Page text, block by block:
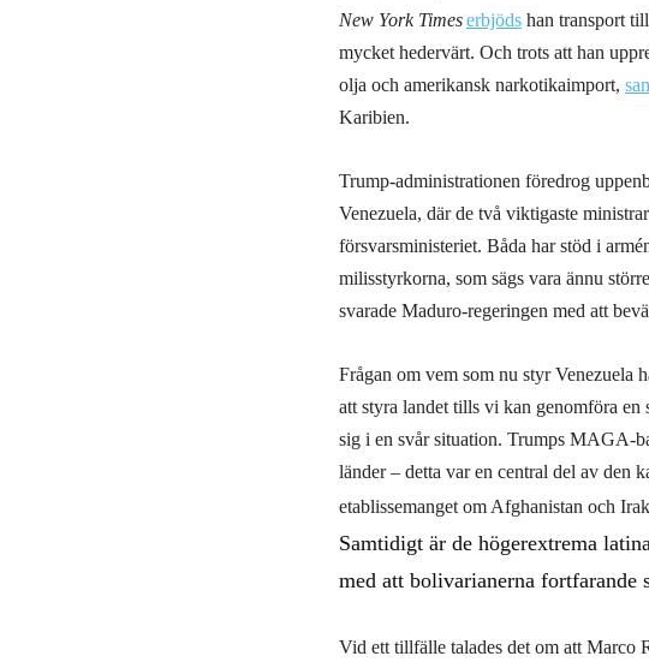
New York Timeserbjöds han transport
mycket hedervärt. Och trots att han
olja och amerikansk narkotikaimport,
Karibien.
Trump-administrationen föredrog
Venezuela, där de två viktigaste
försvarsministeriet. Båda har stöd i
milisstyrkorna, som sägs vara ännu
svarade Maduro-regeringen med att
Frågan om vem som nu styr Venezuela
att styra landet tills vi kan genomföra
sig i en svår situation. Trumps MAGA-
länder – detta var en central del av den
etablissemanget om Afghanistan och
Samtidigt är de högerextrema
med att bolivarianerna fortfarande
Vid ett tillfälle talades det om att Marco